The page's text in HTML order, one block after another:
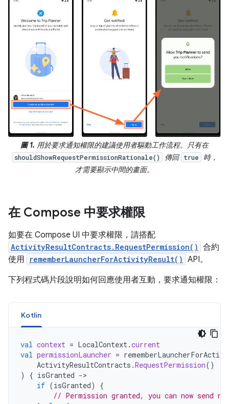
圖 1. 用於要求通知權限的建議使用者驅動工作流程。只有在
shouldShowRequestPermissionRationale() 傳回 true
時，
才需要顯示中間的畫面。
在 Compose 中要求權限
如要在 Compose UI 中要求權限，請搭配
ActivityResultContracts.RequestPermission() 合約
使用
rememberLauncherForActivityResult() API。
下列程式碼片段說明如何回應使用者互動，要求通知權限：
Kotlin
val context = LocalContext.current
val permissionLauncher =
ActivityResultContracts .RequestPermission()
)
{ isGranted -
if (isGranted)
{
// Permission granted, you can now send